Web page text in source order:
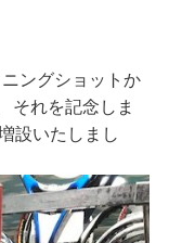
ングショットか
それを記念しま
設いたしまし